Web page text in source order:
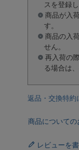
スを登録
商品が入
す。
商品の入
せん。
再入荷の
る場合は
返品・交換特約
商品について
レビューを書